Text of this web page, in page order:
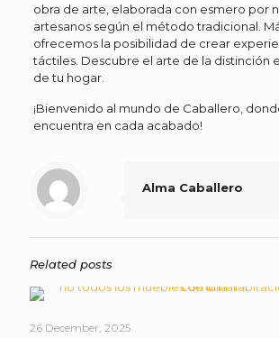
obra de arte, elaborada con esmero por
artesanos según el método tradicional.
ofrecemos la posibilidad de crear
táctiles. Descubre el arte de la distinción
de tu hogar.
¡Bienvenido al mundo de Caballero,
encuentra en cada acabado!
Alma Caballero
Related posts
26 December, 2025